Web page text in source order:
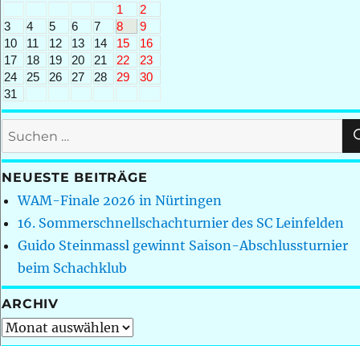
1
2
3
4 5 6 7 8
9
10
11 12 13 14 15
16
17
18 19 20 21 22
23
24
25 26 27 28 29
30
31
Suchen
nach:
NEUESTE BEITRÄGE
WAM-Finale 2026 in Nürtingen
16. Sommerschnellschachturnier des SC Leinfelden
Guido Steinmassl gewinnt Saison-Abschlussturnier
beim Schachklub
ARCHIV
Archiv